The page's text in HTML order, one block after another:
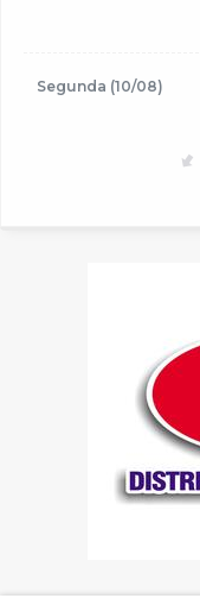
Segunda (10/08)